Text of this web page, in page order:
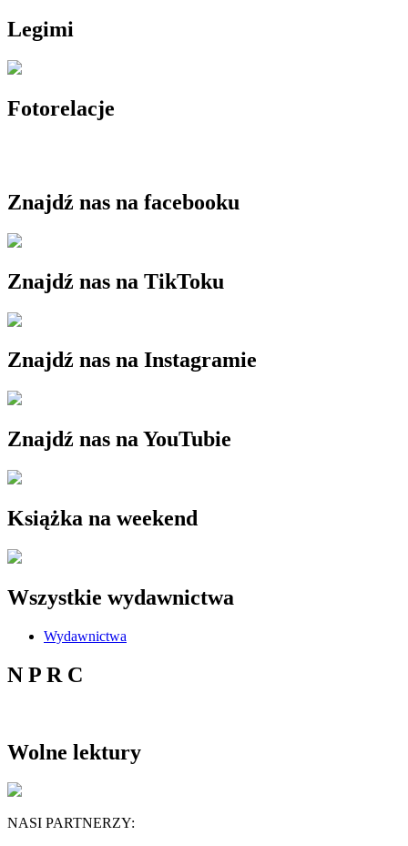
Legimi
Fotorelacje
Znajdź nas na facebooku
Znajdź nas na TikToku
Znajdź nas na Instagramie
Znajdź nas na YouTubie
Książka na weekend
Wszystkie wydawnictwa
Wydawnictwa
N P R C
Wolne lektury
NASI PARTNERZY: